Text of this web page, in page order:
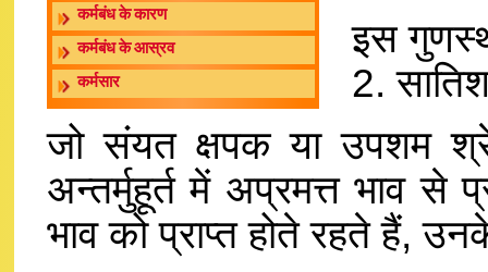
कर्मबंध के कारण
कर्मबंध के आस्रव
कर्मसार
इस
2.
जो संयत क्षपक या उपशम
अन्तर्मुहूर्त में अप्रमत्त भाव से
भाव को प्राप्त होते रहते हैं,